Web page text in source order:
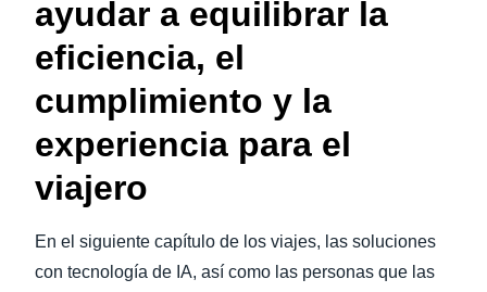
ayudar a equilibrar la
eficiencia, el
cumplimiento y la
experiencia para el
viajero
En el siguiente capítulo de los viajes, las soluciones
con tecnología de IA, así como las personas que las